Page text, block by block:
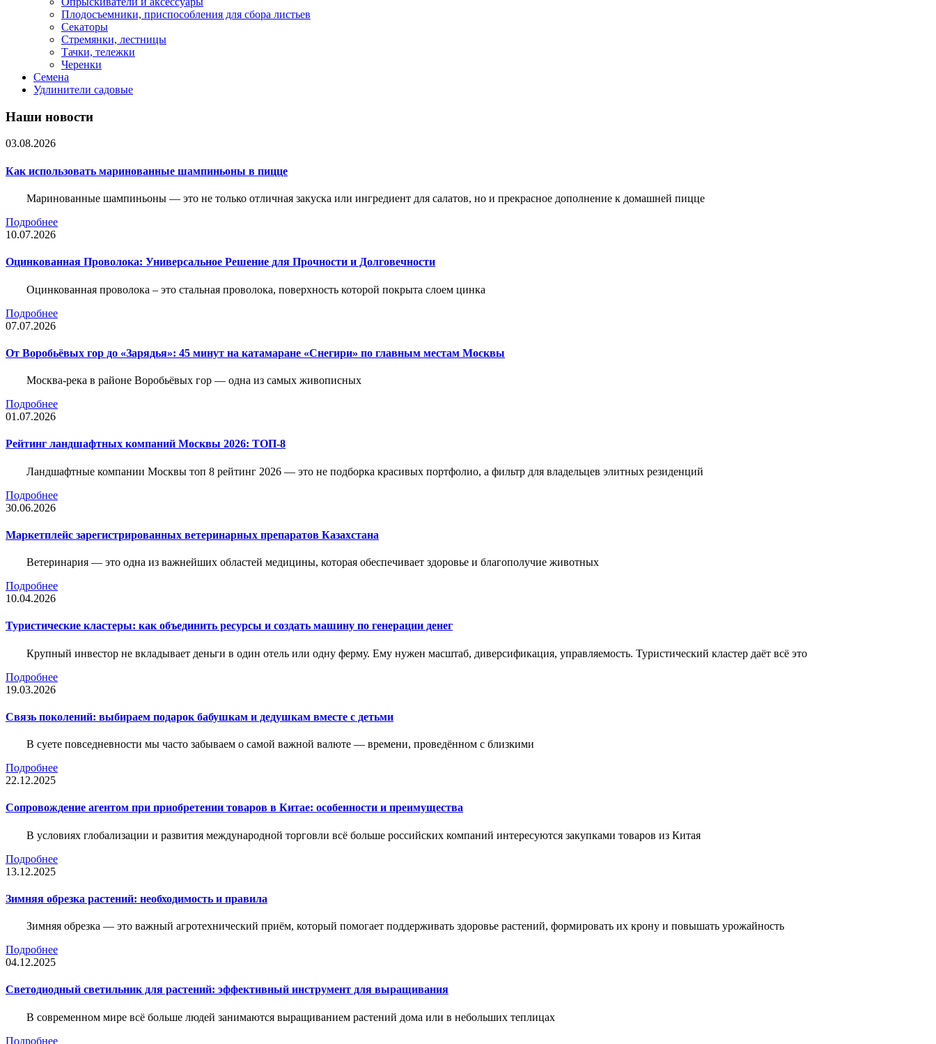
Плодосъемники, приспособления для сбора листьев
Секаторы
Стремянки, лестницы
Тачки, тележки
Черенки
Семена
Удлинители садовые
Наши новости
03.08.2026
Как использовать маринованные шампиньоны в пицце
Маринованные шампиньоны — это не только отличная закуска или ингредиент для салатов, но и прекрасное дополнение к домашней пицце
Подробнее
10.07.2026
Оцинкованная Проволока: Универсальное Решение для Прочности и Долговечности
Оцинкованная проволока – это стальная проволока, поверхность которой покрыта слоем цинка
Подробнее
07.07.2026
От Воробьёвых гор до «Зарядья»: 45 минут на катамаране «Снегири» по главным местам Москвы
Москва-река в районе Воробьёвых гор — одна из самых живописных
Подробнее
01.07.2026
Рейтинг ландшафтных компаний Москвы 2026: ТОП-8
Ландшафтные компании Москвы топ 8 рейтинг 2026 — это не подборка красивых портфолио, а фильтр для владельцев элитных резиденций
Подробнее
30.06.2026
Маркетплейс зарегистрированных ветеринарных препаратов Казахстана
Ветеринария — это одна из важнейших областей медицины, которая обеспечивает здоровье и благополучие животных
Подробнее
10.04.2026
Туристические кластеры: как объединить ресурсы и создать машину по генерации денег
Крупный инвестор не вкладывает деньги в один отель или одну ферму. Ему нужен масштаб, диверсификация, управляемость. Туристический кластер даёт всё это
Подробнее
19.03.2026
Связь поколений: выбираем подарок бабушкам и дедушкам вместе с детьми
В суете повседневности мы часто забываем о самой важной валюте — времени, проведённом с близкими
Подробнее
22.12.2025
Сопровождение агентом при приобретении товаров в Китае: особенности и преимущества
В условиях глобализации и развития международной торговли всё больше российских компаний интересуются закупками товаров из Китая
Подробнее
13.12.2025
Зимняя обрезка растений: необходимость и правила
Зимняя обрезка — это важный агротехнический приём, который помогает поддерживать здоровье растений, формировать их крону и повышать урожайность
Подробнее
04.12.2025
Светодиодный светильник для растений: эффективный инструмент для выращивания
В современном мире всё больше людей занимаются выращиванием растений дома или в небольших теплицах
Подробнее